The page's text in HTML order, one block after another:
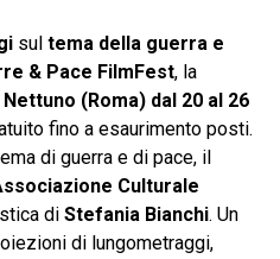
sul tema della guerra e
& Pace FilmFest, la
Nettuno (Roma) dal 20 al 26
fino a esaurimento posti.
di guerra e di pace, il
Culturale
di Stefania Bianchi. Un
di lungometraggi,